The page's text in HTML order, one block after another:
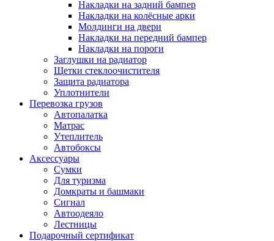
Накладки на задний бампер
Накладки на колёсные арки
Молдинги на двери
Накладки на передний бампер
Накладки на пороги
Заглушки на радиатор
Щетки стеклоочистителя
Защита радиатора
Уплотнители
Перевозка грузов
Автопалатка
Матрас
Утеплитель
Автобоксы
Аксессуары
Сумки
Для туризма
Домкраты и башмаки
Сигнал
Автоодеяло
Лестницы
Подарочный сертификат